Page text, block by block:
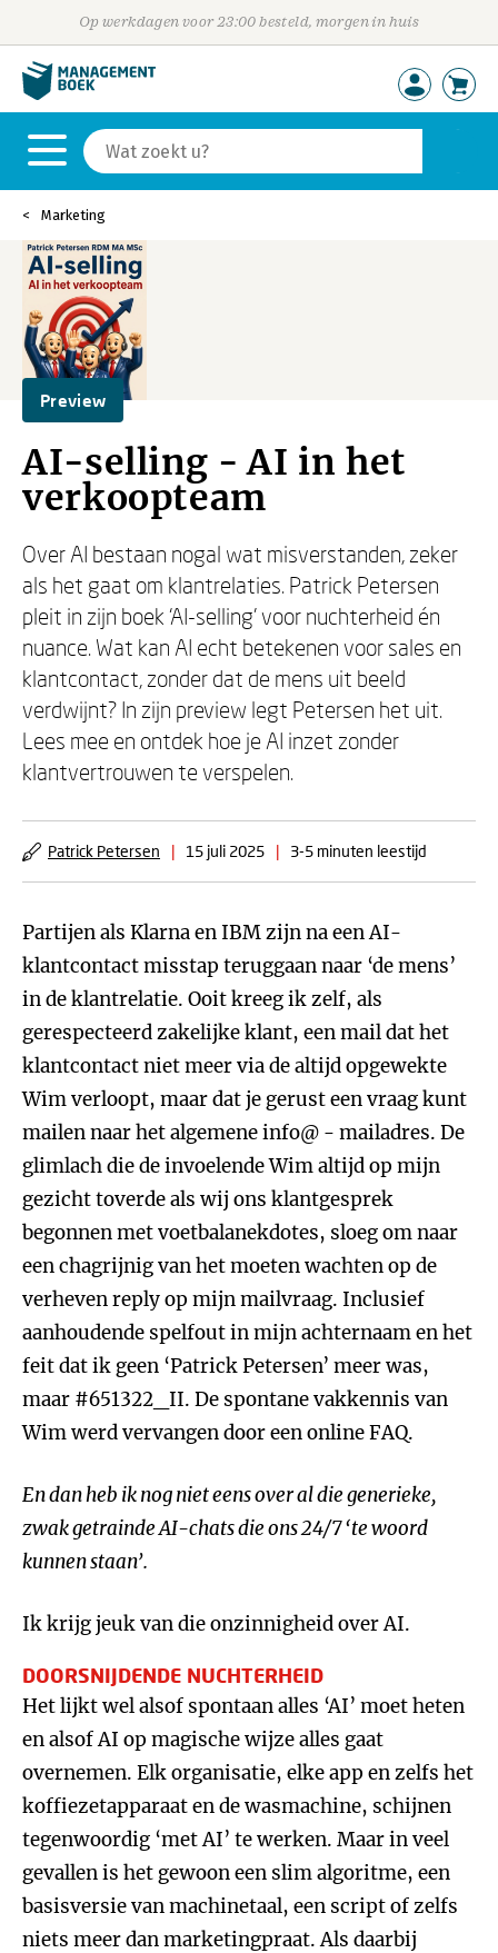
Op werkdagen voor 23:00 besteld, morgen in huis
Marketing
Preview
AI-selling - AI in het
verkoopteam
Over AI bestaan nogal wat misverstanden, zeker
als het gaat om klantrelaties. Patrick Petersen
pleit in zijn boek ‘AI-selling’ voor nuchterheid én
nuance. Wat kan AI echt betekenen voor sales en
klantcontact, zonder dat de mens uit beeld
verdwijnt? In zijn preview legt Petersen het uit.
Lees mee en ontdek hoe je AI inzet zonder
klantvertrouwen te verspelen.
Patrick Petersen | 15 juli 2025 | 3-5 minuten leestijd
Partijen als Klarna en IBM zijn na een AI-
klantcontact misstap teruggaan naar ‘de mens’
in de klantrelatie. Ooit kreeg ik zelf, als
gerespecteerd zakelijke klant, een mail dat het
klantcontact niet meer via de altijd opgewekte
Wim verloopt, maar dat je gerust een vraag kunt
mailen naar het algemene info@ - mailadres. De
glimlach die de invoelende Wim altijd op mijn
gezicht toverde als wij ons klantgesprek
begonnen met voetbalanekdotes, sloeg om naar
een chagrijnig van het moeten wachten op de
verheven reply op mijn mailvraag. Inclusief
aanhoudende spelfout in mijn achternaam en het
feit dat ik geen ‘Patrick Petersen’ meer was,
maar #651322_II. De spontane vakkennis van
Wim werd vervangen door een online FAQ.
En dan heb ik nog niet eens over al die generieke,
zwak getrainde AI-chats die ons 24/7 ‘te woord
kunnen staan’.
Ik krijg jeuk van die onzinnigheid over AI.
DOORSNIJDENDE NUCHTERHEID
Het lijkt wel alsof spontaan alles ‘AI’ moet heten
en alsof AI op magische wijze alles gaat
overnemen. Elk organisatie, elke app en zelfs het
koffiezetapparaat en de wasmachine, schijnen
tegenwoordig ‘met AI’ te werken. Maar in veel
gevallen is het gewoon een slim algoritme, een
basisversie van machinetaal, een script of zelfs
niets meer dan marketingpraat. Als daarbij